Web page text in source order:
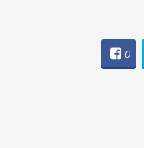
0